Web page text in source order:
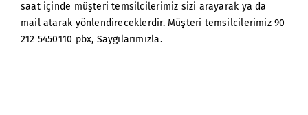
saat içinde müşteri temsilcilerimiz sizi arayarak ya da
mail atarak yönlendireceklerdir. Müşteri temsilcilerimiz 90
212 5450110 pbx, Saygılarımızla.